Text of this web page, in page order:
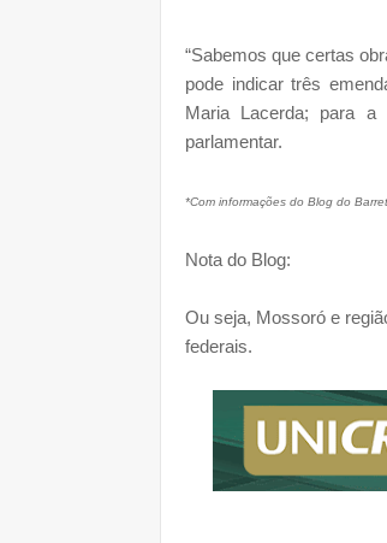
“Sabemos que certas
pode indicar três
Maria Lacerda; para a
parlamentar.
*Com informações do Blog do
Nota do Blog:
Ou seja, Mossoró e
federais.